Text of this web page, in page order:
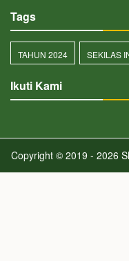
Tags
TAHUN 2024 SEKILAS
Ikuti Kami
Copyright © 2019 - 2026